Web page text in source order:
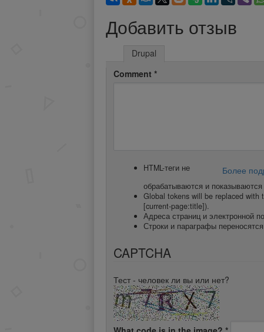
Добавить отзыв
Drupal
Comment *
Более
HTML-теги не
обрабатываются и
Global tokens will be replaced with
[current-page:title]).
Адреса страниц и электронной
Строки и параграфы
CAPTCHA
Тест - человек ли вы или нет?